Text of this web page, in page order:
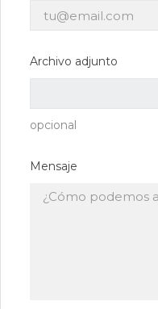
Archivo adjunto
opcional
Mensaje